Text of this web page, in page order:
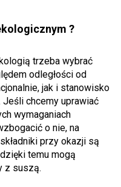
?
trzeba wybrać
odległości od
jak i stanowisko
chcemy uprawiać
wymaganiach
o nie, na
przy okazji są
temu mogą
z suszą.